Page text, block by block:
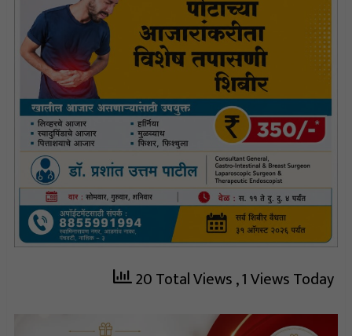
20 Total Views, 1 Views Today